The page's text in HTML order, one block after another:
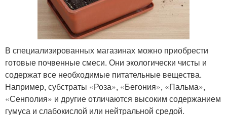
В специализированных магазинах можно приобрести
готовые почвенные смеси. Они экологически чисты и
содержат все необходимые питательные вещества.
Например, субстраты «Роза», «Бегония», «Пальма»,
«Сенполия» и другие отличаются высоким содержанием
гумуса и слабокислой или нейтральной средой.